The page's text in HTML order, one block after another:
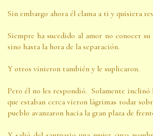
Sin embargo ahora él clama a ti y quisiera
Siempre ha sucedido al amor no conocer
sino hasta la hora de la separación.
Y otros vinieron también y le suplicaron.
Pero él no les respondió. Solamente inclinó
que estaban cerca vieron lágrimas rodar
pueblo avanzaron hacia la gran plaza de